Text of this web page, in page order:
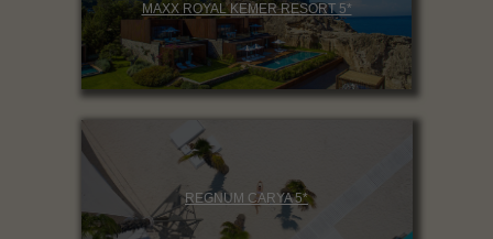
MAXX ROYAL KEMER RESORT 5*
REGNUM CARYA 5*